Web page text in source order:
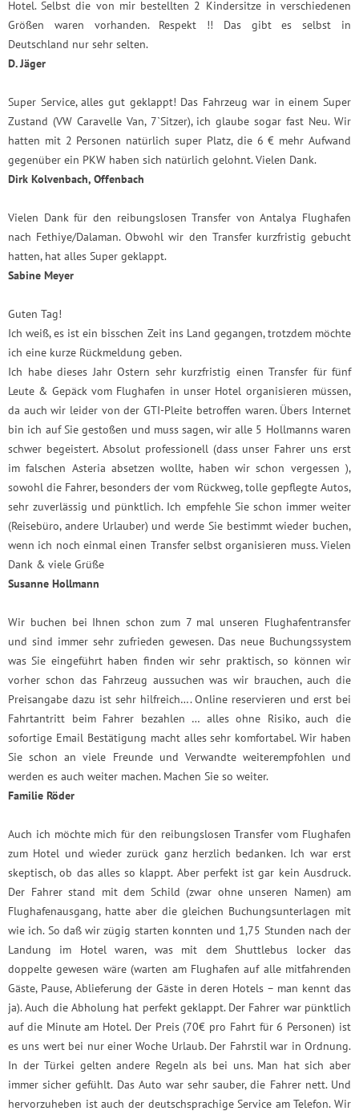
Hotel. Selbst die von mir bestellten 2 Kindersitze in verschiedenen
Größen waren vorhanden. Respekt !! Das gibt es selbst in
Deutschland nur sehr selten.
D. Jäger
Super Service, alles gut geklappt! Das Fahrzeug war in einem Super
Zustand (VW Caravelle Van, 7`Sitzer), ich glaube sogar fast Neu. Wir
hatten mit 2 Personen natürlich super Platz, die 6 € mehr Aufwand
gegenüber ein PKW haben sich natürlich gelohnt. Vielen Dank.
Dirk Kolvenbach, Offenbach
Vielen Dank für den reibungslosen Transfer von Antalya Flughafen
nach Fethiye/Dalaman. Obwohl wir den Transfer kurzfristig gebucht
hatten, hat alles Super geklappt.
Sabine Meyer
Guten Tag!
Ich weiß, es ist ein bisschen Zeit ins Land gegangen, trotzdem möchte
ich eine kurze Rückmeldung geben.
Ich habe dieses Jahr Ostern sehr kurzfristig einen Transfer für fünf
Leute & Gepäck vom Flughafen in unser Hotel organisieren müssen,
da auch wir leider von der GTI-Pleite betroffen waren. Übers Internet
bin ich auf Sie gestoßen und muss sagen, wir alle 5 Hollmanns waren
schwer begeistert. Absolut professionell (dass unser Fahrer uns erst
im falschen Asteria absetzen wollte, haben wir schon vergessen ),
sowohl die Fahrer, besonders der vom Rückweg, tolle gepflegte Autos,
sehr zuverlässig und pünktlich. Ich empfehle Sie schon immer weiter
(Reisebüro, andere Urlauber) und werde Sie bestimmt wieder buchen,
wenn ich noch einmal einen Transfer selbst organisieren muss. Vielen
Dank & viele Grüße
Susanne Hollmann
Wir buchen bei Ihnen schon zum 7 mal unseren Flughafentransfer
und sind immer sehr zufrieden gewesen. Das neue Buchungssystem
was Sie eingeführt haben finden wir sehr praktisch, so können wir
vorher schon das Fahrzeug aussuchen was wir brauchen, auch die
Preisangabe dazu ist sehr hilfreich…. Online reservieren und erst bei
Fahrtantritt beim Fahrer bezahlen … alles ohne Risiko, auch die
sofortige Email Bestätigung macht alles sehr komfortabel. Wir haben
Sie schon an viele Freunde und Verwandte weiterempfohlen und
werden es auch weiter machen. Machen Sie so weiter.
Familie Röder
Auch ich möchte mich für den reibungslosen Transfer vom Flughafen
zum Hotel und wieder zurück ganz herzlich bedanken. Ich war erst
skeptisch, ob das alles so klappt. Aber perfekt ist gar kein Ausdruck.
Der Fahrer stand mit dem Schild (zwar ohne unseren Namen) am
Flughafenausgang, hatte aber die gleichen Buchungsunterlagen mit
wie ich. So daß wir zügig starten konnten und 1,75 Stunden nach der
Landung im Hotel waren, was mit dem Shuttlebus locker das
doppelte gewesen wäre (warten am Flughafen auf alle mitfahrenden
Gäste, Pause, Ablieferung der Gäste in deren Hotels – man kennt das
ja). Auch die Abholung hat perfekt geklappt. Der Fahrer war pünktlich
auf die Minute am Hotel. Der Preis (70€ pro Fahrt für 6 Personen) ist
es uns wert bei nur einer Woche Urlaub. Der Fahrstil war in Ordnung.
In der Türkei gelten andere Regeln als bei uns. Man hat sich aber
immer sicher gefühlt. Das Auto war sehr sauber, die Fahrer nett. Und
hervorzuheben ist auch der deutschsprachige Service am Telefon. Wir